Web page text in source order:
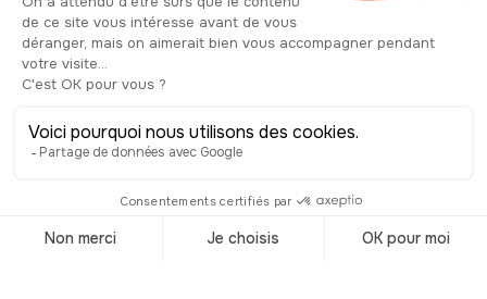
siècle dernier. Bien moins sollicité qu’à
l’époque, le lieu reste encore animé par
quelques concerts durant l’été.